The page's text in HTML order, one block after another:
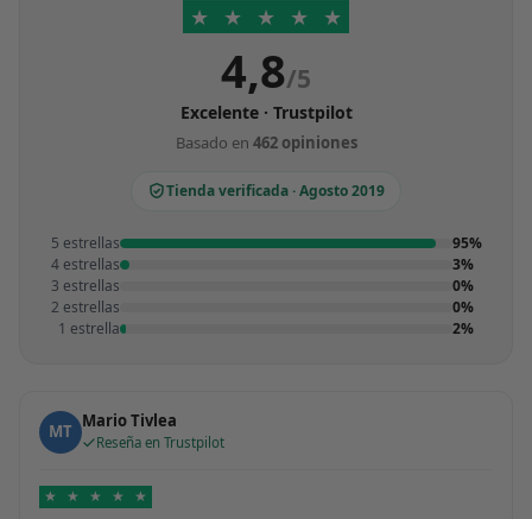
★ ★ ★ ★ ★
4,8/5
Excelente · Trustpilot
Basado en 462 opiniones
Tienda verificada · Agosto 2019
5 estrellas
95%
4 estrellas
3%
3 estrellas
0%
2 estrellas
0%
1 estrella
2%
MT Mario Tivlea
Reseña en Trustpilot
★ ★ ★ ★ ★